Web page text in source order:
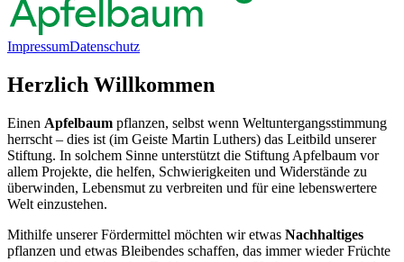
ImpressumDatenschutz
Herzlich Willkommen
Einen Apfelbaum pflanzen, selbst wenn Weltuntergangsstimmung
herrscht – dies ist (im Geiste Martin Luthers) das Leitbild unserer
Stiftung. In solchem Sinne unterstützt die Stiftung Apfelbaum vor
allem Projekte, die helfen, Schwierigkeiten und Widerstände zu
überwinden, Lebensmut zu verbreiten und für eine lebenswertere
Welt einzustehen.
Mithilfe unserer Fördermittel möchten wir etwas Nachhaltiges
pflanzen und etwas Bleibendes schaffen, das immer wieder Früchte